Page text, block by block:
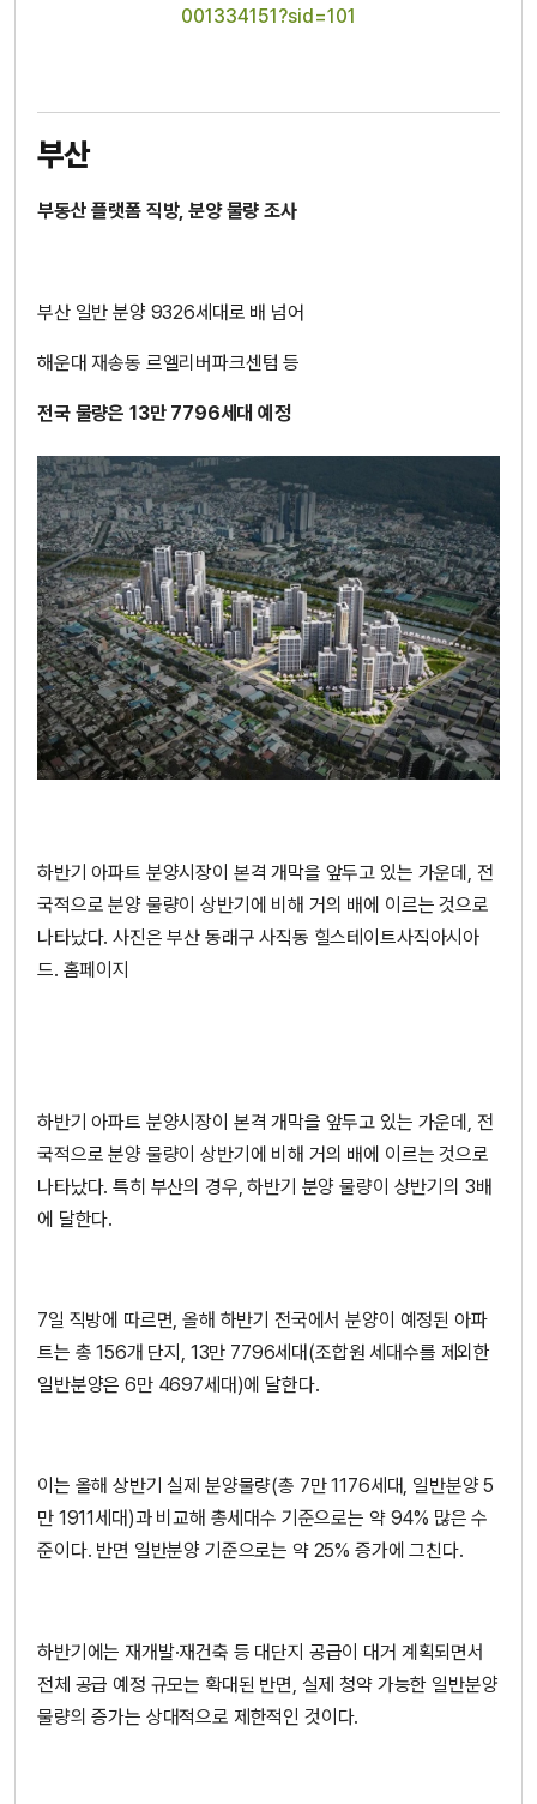
001334151?sid=101
부산
부동산 플랫폼 직방, 분양 물량 조사
부산 일반 분양 9326세대로 배 넘어
해운대 재송동 르엘리버파크센텀 등
전국 물량은 13만 7796세대 예정
하반기 아파트 분양시장이 본격 개막을 앞두고 있는 가운데, 전
국적으로 분양 물량이 상반기에 비해 거의 배에 이르는 것으로
나타났다. 사진은 부산 동래구 사직동 힐스테이트사직아시아
드. 홈페이지
하반기 아파트 분양시장이 본격 개막을 앞두고 있는 가운데, 전
국적으로 분양 물량이 상반기에 비해 거의 배에 이르는 것으로
나타났다. 특히 부산의 경우, 하반기 분양 물량이 상반기의 3배
에 달한다.
7일 직방에 따르면, 올해 하반기 전국에서 분양이 예정된 아파
트는 총 156개 단지, 13만 7796세대(조합원 세대수를 제외한
일반분양은 6만 4697세대)에 달한다.
이는 올해 상반기 실제 분양물량(총 7만 1176세대, 일반분양 5
만 1911세대)과 비교해 총세대수 기준으로는 약 94% 많은 수
준이다. 반면 일반분양 기준으로는 약 25% 증가에 그친다.
하반기에는 재개발·재건축 등 대단지 공급이 대거 계획되면서
전체 공급 예정 규모는 확대된 반면, 실제 청약 가능한 일반분양
물량의 증가는 상대적으로 제한적인 것이다.